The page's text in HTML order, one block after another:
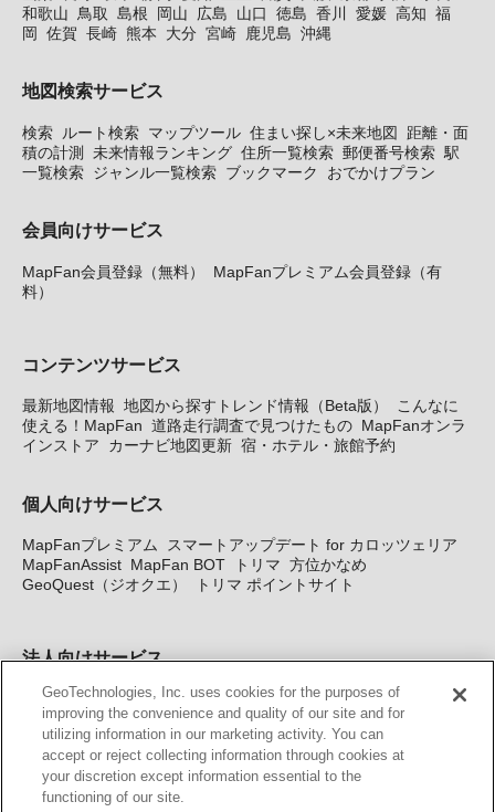
和歌山
鳥取 島根 岡山 広島 山口 徳島 香川 愛媛 高知 福
岡
佐賀 長崎 熊本 大分 宮崎 鹿児島 沖縄
地図検索サービス
検索 ルート検索 マップツール 住まい探し×未来地図
距離・面
積の計測
未来情報ランキング 住所一覧検索 郵便番号検索 駅
一覧検索 ジャンル一覧検索 ブックマーク おでかけプラン
会員向けサービス
MapFan会員登録（無料）
MapFanプレミアム会員登録（有
料）
コンテンツサービス
最新地図情報 地図から探すトレンド情報（Beta版）
こんなに
使える！MapFan 道路走行調査で見つけたもの MapFanオンラ
インストア
カーナビ地図更新 宿・ホテル・旅館予約
個人向けサービス
MapFanプレミアム
スマートアップデート for カロッツェリア
MapFanAssist MapFan BOT トリマ 方位かなめ
GeoQuest（ジオクエ）
トリマ ポイントサイト
法人向けサービス
法人向け地図・位置情報サービス WEBサイト・システム向け地
図API Windows PC向け地図開発キット MapFan DB 住所確認
サービス
MAP WORLD+ トリマ広告 Geo-Research
GeoTechnologies, Inc. uses cookies for the purposes of
improving the convenience and quality of our site and for
utilizing information in our marketing activity. You can
accept or reject collecting information through cookies at
your discretion except information essential to the
functioning of our site.